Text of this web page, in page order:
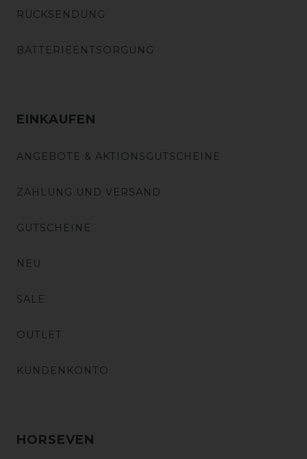
RÜCKSENDUNG
BATTERIEENTSORGUNG
EINKAUFEN
ANGEBOTE & AKTIONSGUTSCHEINE
ZAHLUNG UND VERSAND
GUTSCHEINE
NEU
SALE
OUTLET
KUNDENKONTO
HORSEVEN